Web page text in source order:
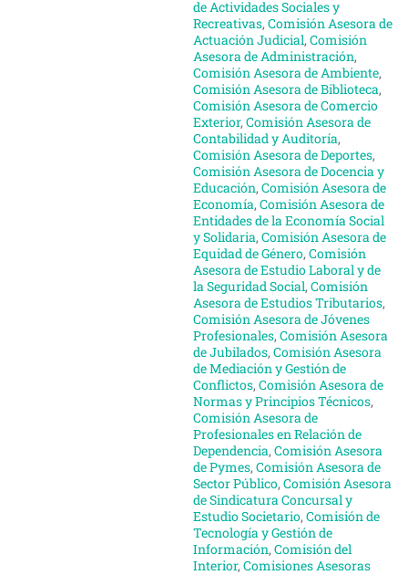
de Actividades Sociales y
Recreativas,Comisión Asesora de
Actuación Judicial,Comisión
Asesora de Administración,
Comisión Asesora de Ambiente,
Comisión Asesora de Biblioteca,
Comisión Asesora de Comercio
Exterior,Comisión Asesora de
Contabilidad y Auditoría,
Comisión Asesora de Deportes,
Comisión Asesora de Docencia y
Educación,Comisión Asesora de
Economía,Comisión Asesora de
Entidades de la Economía Social
y Solidaria,Comisión Asesora de
Equidad de Género,Comisión
Asesora de Estudio Laboral y de
la Seguridad Social,Comisión
Asesora de Estudios Tributarios,
Comisión Asesora de Jóvenes
Profesionales,Comisión Asesora
de Jubilados,Comisión Asesora
de Mediación y Gestión de
Conflictos,Comisión Asesora de
Normas y Principios Técnicos,
Comisión Asesora de
Profesionales en Relación de
Dependencia,Comisión Asesora
de Pymes,Comisión Asesora de
Sector Público,Comisión Asesora
de Sindicatura Concursal y
Estudio Societario,Comisión de
Tecnología y Gestión de
Información,Comisión del
Interior,Comisiones Asesoras